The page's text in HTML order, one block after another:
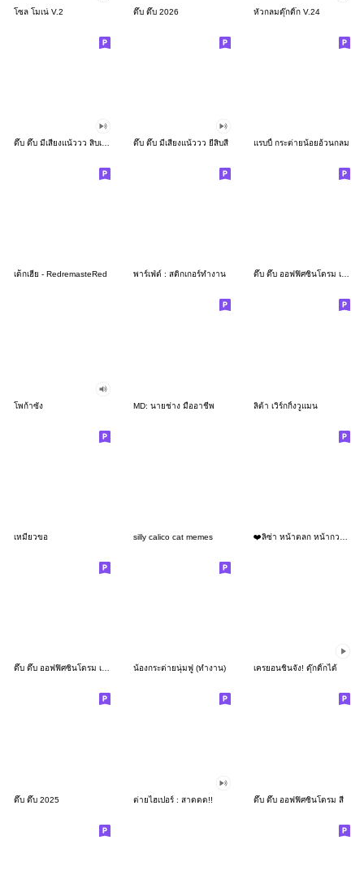
โซล โมเน่ V.2 ดึ๊บ ดึ๊บ 2026 หัวกลมดุ๊กดิ๊ก V.24
ดึ๊บ ดึ๊บ มีเสียงแน้ววว ยี่สิบสี่ แรบบี้ กระต่ายน้อยอ้วนกลม
เด็กเฮีย - RedremasteRed พาร์เฟ่ต์ : สติกเกอร์ทำงาน ดึ๊บ ดึ๊บ ออฟฟิศซินโดรม เจ็ด
โพก้าซัง MD: นายช่าง มืออาชีพ ลิต้า เวิร์กกิ้งวูแมน
เหมียวขอ silly calico cat memes
ดึ๊บ ดึ๊บ ออฟฟิศซินโดรม เก้า น้องกระต่ายนุ่มฟู (ทำงาน) เครยอนชินจัง! ดุ๊กดิ๊กได้
ดึ๊บ ดึ๊บ 2025 ต่ายไฮเปอร์ : สาดดด!! ดึ๊บ ดึ๊บ ออฟฟิศซินโดรม สี่